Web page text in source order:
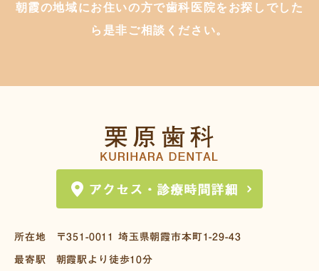
朝霞の地域にお住いの方で歯科医院をお探しでした
ら是非ご相談ください。
所在地 〒351-0011 埼玉県朝霞市本町1-29-43
最寄駅 朝霞駅より徒歩10分